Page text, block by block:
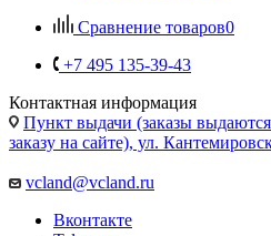
Пункт выдачи (заказы выдаются
заказу на сайте), ул.
Telegram